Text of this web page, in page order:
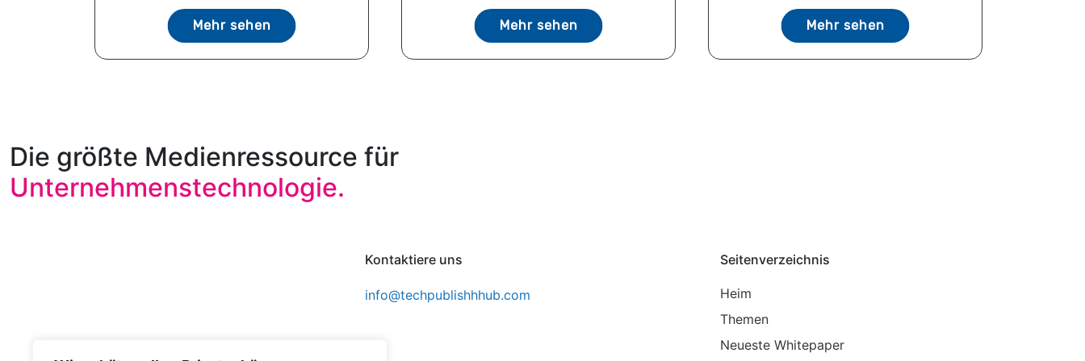
Mehr sehen Mehr sehen Mehr sehen
Die größte Medienressource für
Unternehmenstechnologie.
Kontaktiere uns
info@techpublishhhub.com
Seitenverzeichnis
Heim
Themen
Neueste Whitepaper